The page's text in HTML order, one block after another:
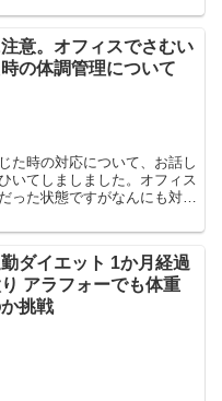
意。オフィスでさむい
の体調管理について
た時の対応について、お話し
いてしましました。オフィス
った状態ですがなんにも対策
ダイエット 1か月経過
アラフォーでも体重
挑戦